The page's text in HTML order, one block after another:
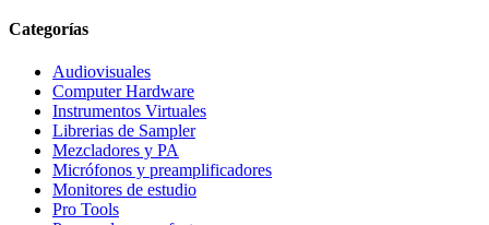
Categorías
Audiovisuales
Computer Hardware
Instrumentos Virtuales
Librerias de Sampler
Mezcladores y PA
Micrófonos y preamplificadores
Monitores de estudio
Pro Tools